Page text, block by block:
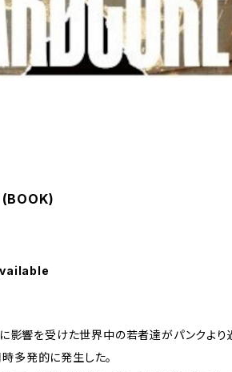
(BOOK)
影響を受けた世界中の若者達がパンクよ
多発的に発生した。